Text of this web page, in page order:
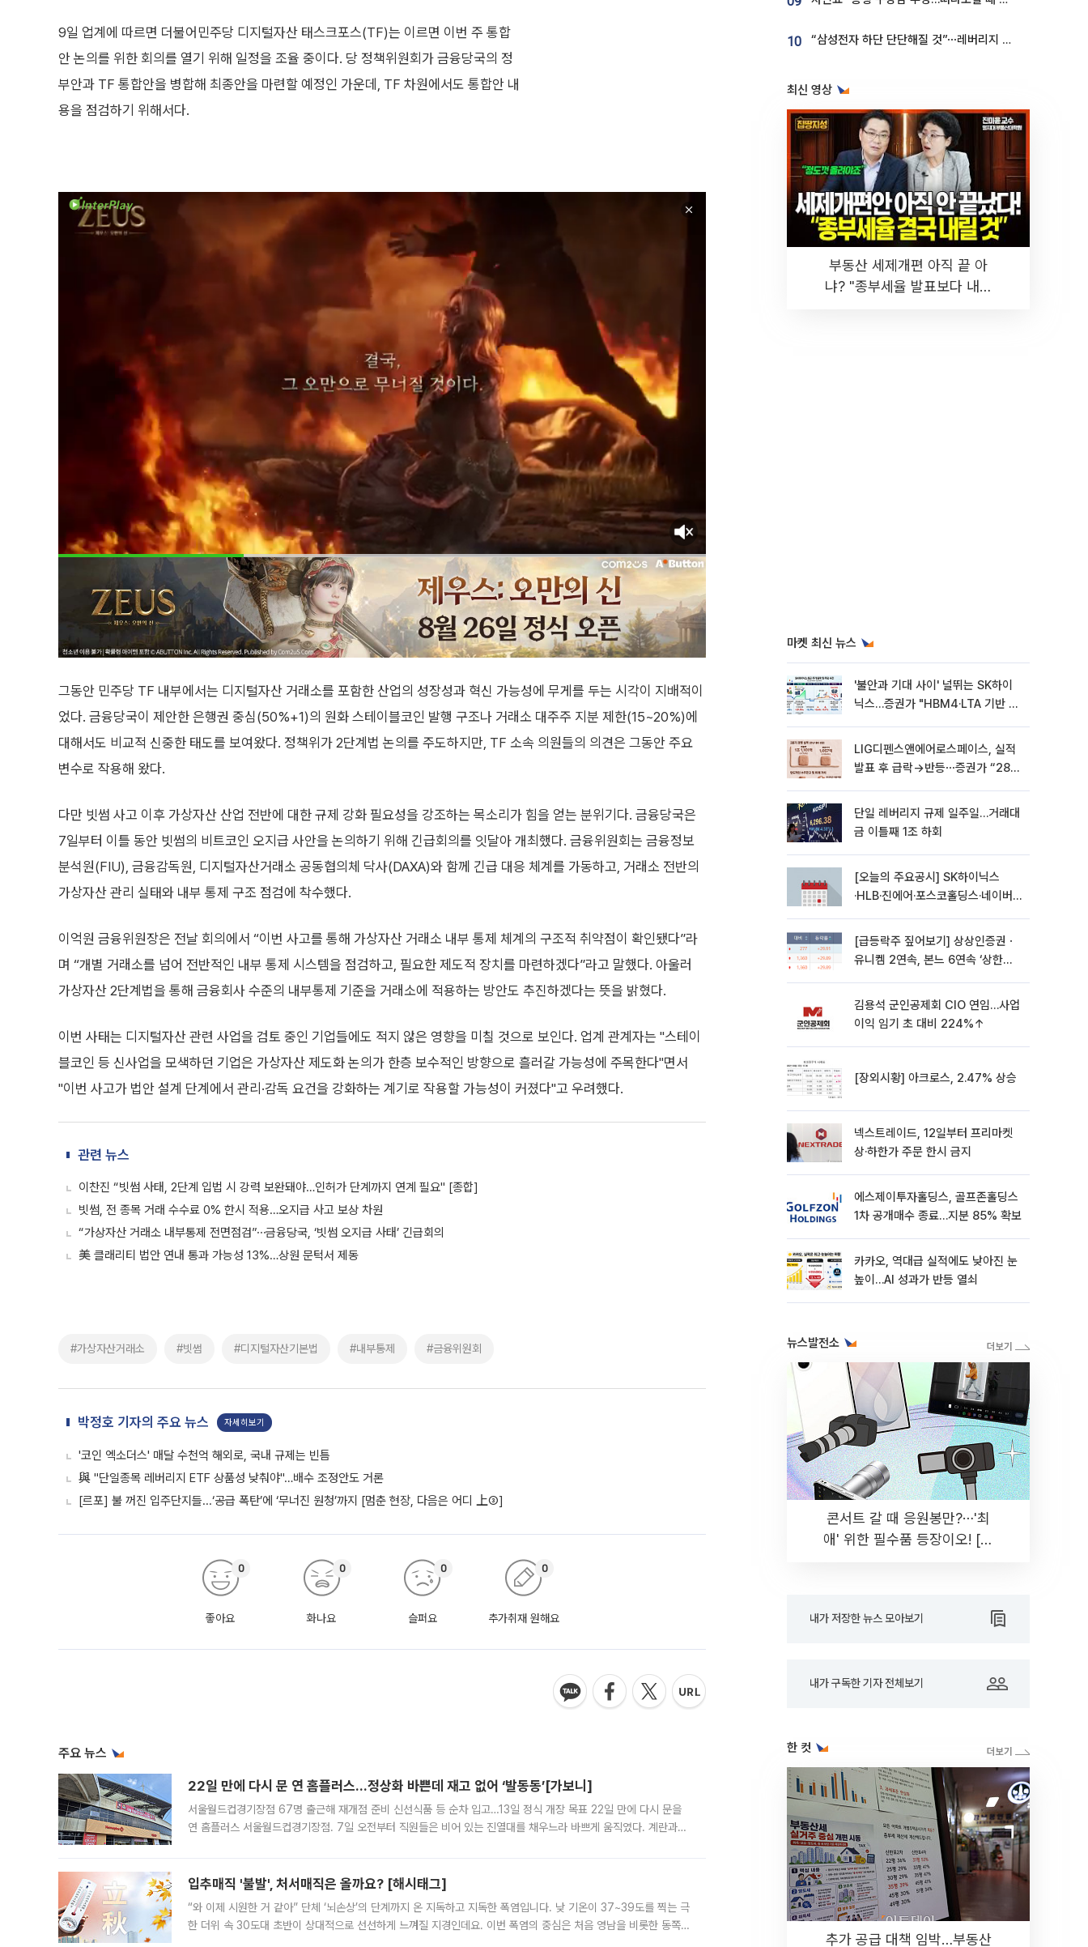
9일 업계에 따르면 더불어민주당 디지털자산 태스크포스(TF)는 이르면 이번 주 통합
안 논의를 위한 회의를 열기 위해 일정을 조율 중이다. 당 정책위원회가 금융당국의 정
부안과 TF 통합안을 병합해 최종안을 마련할 예정인 가운데, TF 차원에서도 통합안 내
용을 점검하기 위해서다.
그동안 민주당 TF 내부에서는 디지털자산 거래소를 포함한 산업의 성장성과 혁신 가능성에 무게를 두는 시각이 지배적이
었다. 금융당국이 제안한 은행권 중심(50%+1)의 원화 스테이블코인 발행 구조나 거래소 대주주 지분 제한(15~20%)에
대해서도 비교적 신중한 태도를 보여왔다. 정책위가 2단계법 논의를 주도하지만, TF 소속 의원들의 의견은 그동안 주요
변수로 작용해 왔다.
다만 빗썸 사고 이후 가상자산 산업 전반에 대한 규제 강화 필요성을 강조하는 목소리가 힘을 얻는 분위기다. 금융당국은
7일부터 이틀 동안 빗썸의 비트코인 오지급 사안을 논의하기 위해 긴급회의를 잇달아 개최했다. 금융위원회는 금융정보
분석원(FIU), 금융감독원, 디지털자산거래소 공동협의체 닥사(DAXA)와 함께 긴급 대응 체계를 가동하고, 거래소 전반의
가상자산 관리 실태와 내부 통제 구조 점검에 착수했다.
이억원 금융위원장은 전날 회의에서 “이번 사고를 통해 가상자산 거래소 내부 통제 체계의 구조적 취약점이 확인됐다”라
며 “개별 거래소를 넘어 전반적인 내부 통제 시스템을 점검하고, 필요한 제도적 장치를 마련하겠다”라고 말했다. 아울러
가상자산 2단계법을 통해 금융회사 수준의 내부통제 기준을 거래소에 적용하는 방안도 추진하겠다는 뜻을 밝혔다.
이번 사태는 디지털자산 관련 사업을 검토 중인 기업들에도 적지 않은 영향을 미칠 것으로 보인다. 업계 관계자는 "스테이
블코인 등 신사업을 모색하던 기업은 가상자산 제도화 논의가 한층 보수적인 방향으로 흘러갈 가능성에 주목한다"면서
"이번 사고가 법안 설계 단계에서 관리·감독 요건을 강화하는 계기로 작용할 가능성이 커졌다"고 우려했다.
관련 뉴스
이찬진 “빗썸 사태, 2단계 입법 시 강력 보완돼야…인허가 단계까지 연계 필요" [종합]
빗썸, 전 종목 거래 수수료 0% 한시 적용…오지급 사고 보상 차원
“가상자산 거래소 내부통제 전면점검”⋯금융당국, ‘빗썸 오지급 사태’ 긴급회의
美 클래리티 법안 연내 통과 가능성 13%…상원 문턱서 제동
#가상자산거래소 #빗썸 #디지털자산기본법 #내부통제 #금융위원회
박정호 기자의 주요 뉴스 자세히보기
'코인 엑소더스' 매달 수천억 해외로, 국내 규제는 빈틈
與 "단일종목 레버리지 ETF 상품성 낮춰야"…배수 조정안도 거론
[르포] 불 꺼진 입주단지들...‘공급 폭탄’에 ‘무너진 원청’까지 [멈춘 현장, 다음은 어디 上③]
좋아요
0
화나요
0
슬퍼요
0
추가취재 원해요
0
주요 뉴스
22일 만에 다시 문 연 홈플러스…정상화 바쁜데 재고 없어 ‘발동동’[가보니]
서울월드컵경기장점 67명 출근해 재개점 준비 신선식품 등 순차 입고…13일 정식 개장 목표 22일 만에 다시 문을
연 홈플러스 서울월드컵경기장점. 7일 오전부터 직원들은 비어 있는 진열대를 채우느라 바쁘게 움직였다. 계란과
입추매직 '불발', 처서매직은 올까요? [해시태그]
“와 이제 시원한 거 같아” 단체 ‘뇌손상’의 단계까지 온 지독하고 지독한 폭염입니다. 낮 기온이 37~39도를 찍는 극
한 더위 속 30도대 초반이 상대적으로 선선하게 느껴질 지경인데요. 이번 폭염의 중심은 처음 영남을 비롯한 동쪽
10 “삼성전자 하단 단단해질 것”⋯레버리지 규제에 쏠림 완화 [찐코노미]
최신 영상
부동산 세제개편 아직 끝 아
냐? "종부세율 발표보다 내릴
마켓 최신 뉴스
'불안과 기대 사이' 널뛰는 SK하이
닉스…증권가 "HBM4·LTA 기반 펀
LIG디펜스앤에어로스페이스, 실적
발표 후 급락→반등⋯증권가 “28년
단일 레버리지 규제 일주일…거래대
금 이틀째 1조 하회
[오늘의 주요공시] SK하이닉스
·HLB·진에어·포스코홀딩스·네이버·
[급등락주 짚어보기] 상상인증권ㆍ
유니켐 2연속, 본느 6연속 ‘상한
김용석 군인공제회 CIO 연임…사업
이익 임기 초 대비 224%↑
[장외시황] 아크로스, 2.47% 상승
넥스트레이드, 12일부터 프리마켓
상·하한가 주문 한시 금지
에스제이투자홀딩스, 골프존홀딩스
1차 공개매수 종료…지분 85% 확보
카카오, 역대급 실적에도 낮아진 눈
높이…AI 성과가 반등 열쇠
뉴스발전소
콘서트 갈 때 응원봉만?⋯'최
애' 위한 필수품 등장이오! [솔
내가 저장한 뉴스 모아보기
내가 구독한 기자 전체보기
한 컷
추가 공급 대책 임박…부동산